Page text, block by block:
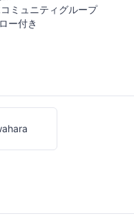
ミュニティグループ
ー付き